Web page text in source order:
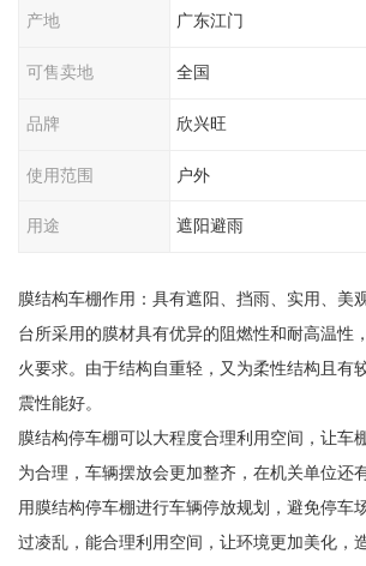
产地 广东江门
可售卖地 全国
品牌 欣兴旺
使用范围 户外
用途 遮阳避雨
膜结构车棚作用：具有遮阳、挡雨、实用、美
台所采用的膜材具有优异的阻燃性和耐高温性
火要求。由于结构自重轻，又为柔性结构且有
震性能好。
膜结构停车棚可以大程度合理利用空间，让车
为合理，车辆摆放会更加整齐，在机关单位还
用膜结构停车棚进行车辆停放规划，避免停车
过凌乱，能合理利用空间，让环境更加美化，